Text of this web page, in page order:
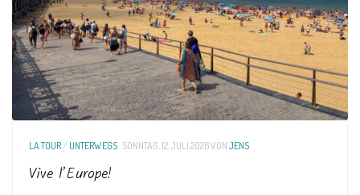
LA TOUR/UNTERWEGS SONNTAG, 12. JULI 2026VONJENS
Vive l’Europe!